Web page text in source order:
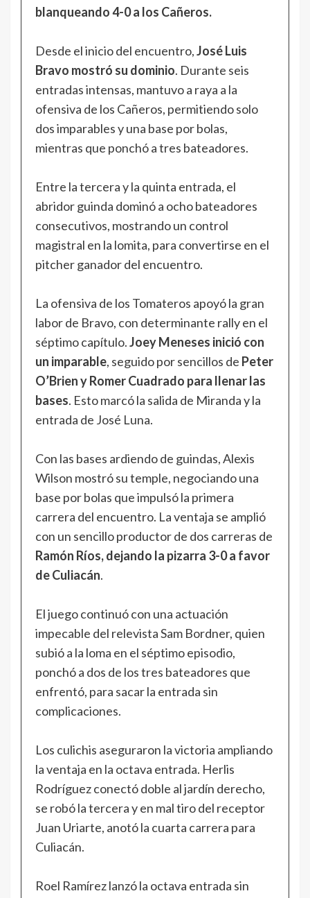
blanqueando 4-0 a los Cañeros.
Desde el inicio del encuentro,José Luis
Bravo mostró su dominio. Durante seis
entradas intensas, mantuvo a raya a la
ofensiva de los Cañeros, permitiendo solo
dos imparables y una base por bolas,
mientras que ponchó a tres bateadores.
Entre la tercera y la quinta entrada, el
abridor guinda dominó a ocho bateadores
consecutivos, mostrando un control
magistral en la lomita, para convertirse en el
pitcher ganador del encuentro.
La ofensiva de los Tomateros apoyó la gran
labor de Bravo, con determinante rally en el
séptimo capítulo.Joey Meneses inició con
un imparable, seguido por sencillos de Peter
O’Brien y Romer Cuadrado para llenar las
bases. Esto marcó la salida de Miranda y la
entrada de José Luna.
Con las bases ardiendo de guindas, Alexis
Wilson mostró su temple, negociando una
base por bolas que impulsó la primera
carrera del encuentro. La ventaja se amplió
con un sencillo productor de dos carreras de
Ramón Ríos, dejando la pizarra 3-0 a favor
de Culiacán.
El juego continuó con una actuación
impecable del relevista Sam Bordner, quien
subió a la loma en el séptimo episodio,
ponchó a dos de los tres bateadores que
enfrentó, para sacar la entrada sin
complicaciones.
Los culichis aseguraron la victoria ampliando
la ventaja en la octava entrada. Herlis
Rodríguez conectó doble al jardín derecho,
se robó la tercera y en mal tiro del receptor
Juan Uriarte, anotó la cuarta carrera para
Culiacán.
Roel Ramírez lanzó la octava entrada sin